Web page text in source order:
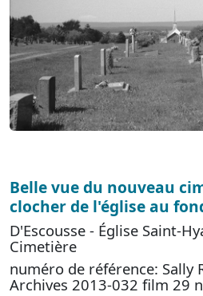
Belle vue du nouveau
clocher de l'église au
D'Escousse - Église Saint-
Cimetière
numéro de référence: Sally
Archives 2013-032 film 29